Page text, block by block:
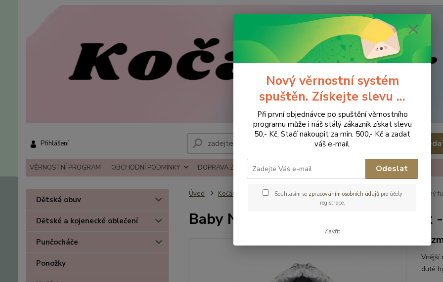
VĚRNOSTNÍ PROGRAM OBCHODNÍ PODMÍNKY DOPRAVA ZBOŽÍ REKLAMACE A VRÁCENÍ ZBOŹÍ KONTAKTY
Přihlášení
Dětská obuv
Dětské a kojenecké oblečení
Punčocháče
Ponožky
Úvod Kočárky, autosedačky - příslušenství Fusaky Baby Nellys Bavlněný
Baby Nellys Bavlněný fusak, velvet
Vnější
duté
Nový věrnostní systém
spuštěn. Získejte slevu ...
Při první objednávce po spuštění věrnostního
programu může i náš stálý zákazník získat slevu
50,- Kč. Stačí nakoupit za min. 500,- Kč a zadat
váš e-mail.
Odeslat
Souhlasím se zpracováním osobních údajůpro účely
registrace.
Zavřít